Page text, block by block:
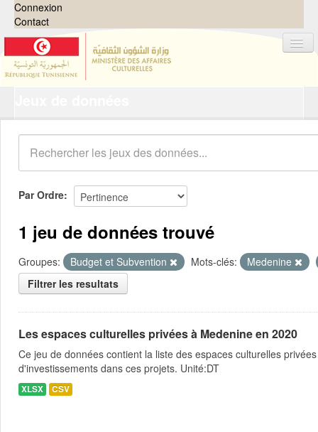
Connexion
Contact
Organisations
Groupes
Demandes 0
À propos
Par Ordre
1 jeu de données trouvé
Groupes: Budget et Subvention Mots-clés:
Medenine
Filtrer les resultats
Les espaces culturelles privées à Medenine en 2020
Ce jeu de données contient la liste des espaces culturelles
d'investissements dans ces projets. Unité:DT
XLSX CSV